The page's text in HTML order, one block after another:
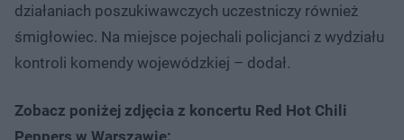
działaniach poszukiwawczych uczestniczy również
śmigłowiec. Na miejsce pojechali policjanci z wydziału
kontroli komendy wojewódzkiej – dodał.
Zobacz poniżej zdjęcia z koncertu Red Hot Chili
Peppers w Warszawie: